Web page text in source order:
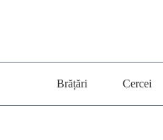
Brățări Cercei